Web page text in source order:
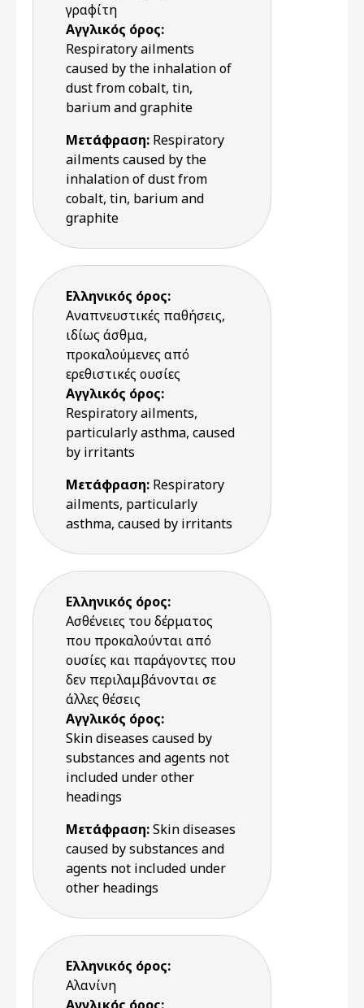
γραφίτη
Αγγλικός όρος:
Respiratory ailments
caused by the inhalation of
dust from cobalt, tin,
barium and graphite
Μετάφραση: Respiratory
ailments caused by the
inhalation of dust from
cobalt, tin, barium and
graphite
Ελληνικός όρος:
Αναπνευστικές παθήσεις,
ιδίως άσθμα,
προκαλούμενες από
ερεθιστικές ουσίες
Αγγλικός όρος:
Respiratory ailments,
particularly asthma, caused
by irritants
Μετάφραση: Respiratory
ailments, particularly
asthma, caused by irritants
Ελληνικός όρος:
Ασθένειες του δέρματος
που προκαλούνται από
ουσίες και παράγοντες που
δεν περιλαμβάνονται σε
άλλες θέσεις
Αγγλικός όρος:
Skin diseases caused by
substances and agents not
included under other
headings
Μετάφραση:Skin diseases
caused by substances and
agents not included under
other headings
Ελληνικός όρος:
Αλανίνη